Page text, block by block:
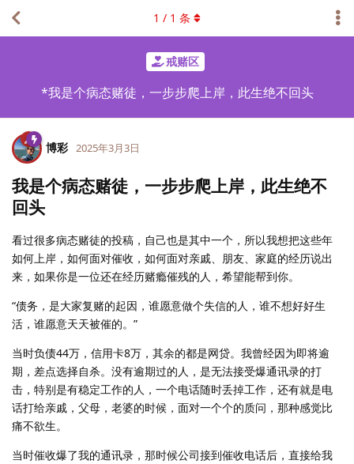
戒赌区
*我是个病态赌徒，一步步爬上岸，此生绝不回头
1 / 1 条
博彩 2025年3月3日
我是个病态赌徒，一步步爬上岸，此生绝不
回头
看过很多病态赌徒的投稿，自己也是其中一个，所以我想把这些年
如何上岸，如何面对催收，如何面对亲戚、朋友、家庭的经历说出
来，如果你是一位还在经历赌瘾催残的人，希望能帮到你。
“债务，是大家复赌的起因，谁愿意做个失信的人，谁不想好好生
活，谁愿意天天被催的。”
当时负债44万，信用卡8万，其余的都是网贷。我曾经因为即将逾
期，差点选择自杀。没有逾期过的人，是无法接受爆通讯录的打
击，特别是有稳定工作的人，一个电话随时丢掉工作，还有就是电
话打给亲戚，父母，老婆的时候，面对一个个的质问，那种感觉比
痛不欲生。
当时催收爆了我的通讯录，那时候公司接到催收电话后，直接给我